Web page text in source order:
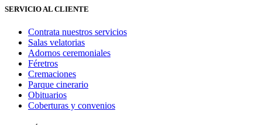
SERVICIO AL CLIENTE
Contrata nuestros servicios
Salas velatorias
Adornos ceremoniales
Féretros
Cremaciones
Parque cinerario
Obituarios
Coberturas y convenios